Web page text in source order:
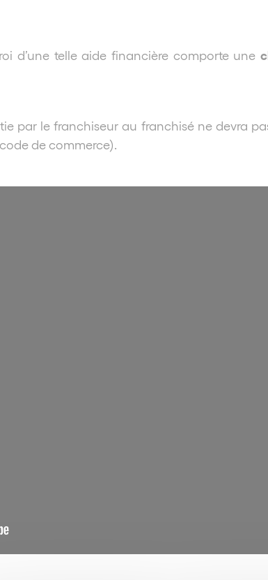
d’une telle aide financière comporte une
par le franchiseur au franchisé ne devra
de commerce).